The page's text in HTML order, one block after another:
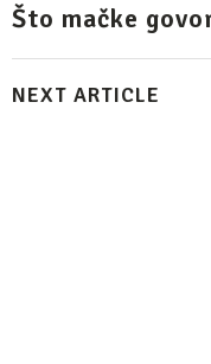
Što mačke
NEXT ARTICLE